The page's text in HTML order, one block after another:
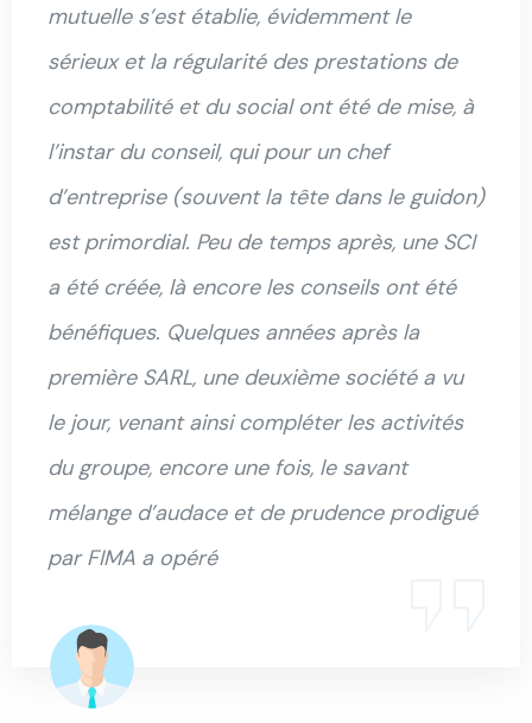
mutuelle s’est établie, évidemment le
sérieux et la régularité des prestations de
comptabilité et du social ont été de mise, à
l’instar du conseil, qui pour un chef
d’entreprise (souvent la tête dans le guidon)
est primordial. Peu de temps après, une SCI
a été créée, là encore les conseils ont été
bénéfiques. Quelques années après la
première SARL, une deuxième société a vu
le jour, venant ainsi compléter les activités
du groupe, encore une fois, le savant
mélange d’audace et de prudence prodigué
par FIMA a opéré